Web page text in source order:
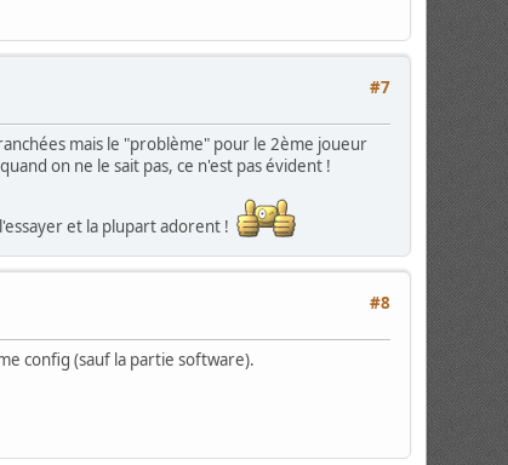
#7
mais le "problème" pour le 2ème joueur
on ne le sait pas, ce n'est pas évident !
et la plupart adorent !
#8
config (sauf la partie software).